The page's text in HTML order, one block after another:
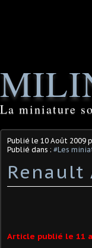
La miniature
Publié le 10 Août 2009
Publié dans : #Les
Renault
Article publié le 11